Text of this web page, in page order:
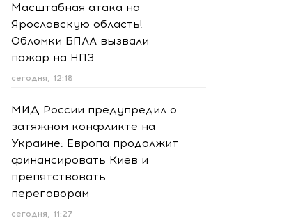
Масштабная атака на
Ярославскую область!
Обломки БПЛА вызвали
пожар на НПЗ
сегодня, 12:18
МИД России предупредил о
затяжном конфликте на
Украине: Европа продолжит
финансировать Киев и
препятствовать
переговорам
сегодня, 11:27